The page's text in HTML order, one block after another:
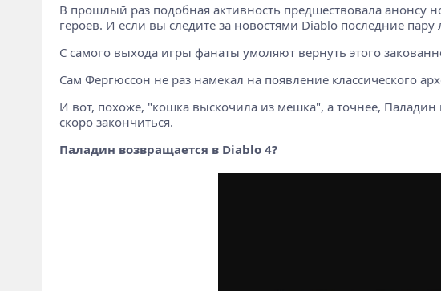
В прошлый раз подобная активность предшествовала анонсу
героев. И если вы следите за новостями Diablo последние
С самого выхода игры фанаты умоляют вернуть этого
Сам Фергюссон не раз намекал на появление классического
И вот, похоже, "кошка выскочила из мешка", а точнее,
скоро закончиться.
Паладин возвращается в Diablo 4?